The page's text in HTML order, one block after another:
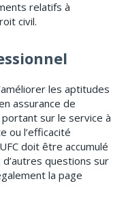
relatifs à
civil.
les aptitudes
assurance de
sur le service à
ou l’efficacité
doit être accumulé
questions sur
la page